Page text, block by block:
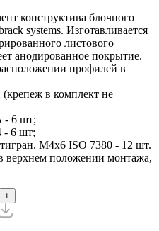
конструктива блочного
systems. Изготавливается
листового
анодированное покрытие.
профилей в
в комплект не
- 6 шт;
- 6 шт;
М4x6 ISO 7380 - 12 шт.
верхнем положении монтажа,
+